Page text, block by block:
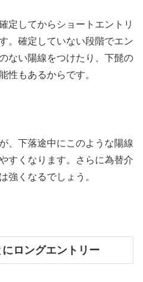
定してからショートエントリ
。確定していない段階でエン
ない陽線をつけたり、下髭の
性もあるからです。
、下落途中にこのような陽線
すくなります。さらに為替介
強くなるでしょう。
ロングエントリー